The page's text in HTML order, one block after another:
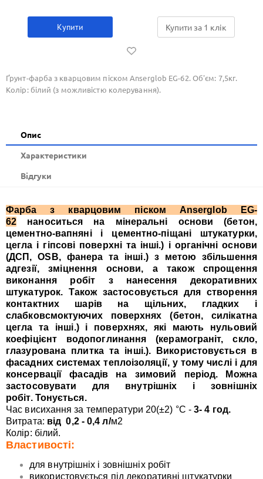
Купити Купити за 1 клiк
Ґрунт-фарба з кварцовим піском Аnserglob EG-62. Об'єм: 7,5кг.
Колір: білий (з можливістю колерування).
Опис
Xарактеристики
Відгуки
Фарба з кварцовим піском Аnserglob EG-
62 наноситься на мінеральні основи (бетон,
цементно-вапняні і цементно-піщані штукатурки,
цегла і гіпсові поверхні та інші.) і органічні основи
(ДСП, OSB, фанера та інші.) з метою збільшення
адгезії, зміцнення основи, а також спрощення
виконання робіт з нанесення декоративних
штукатурок. Також застосовується для створення
контактних шарів на щільних, гладких і
слабковсмоктуючих поверхнях (бетон, силікатна
цегла та інші.) і поверхнях, які мають нульовий
коефіцієнт водопоглинання (керамограніт, скло,
глазурована плитка та інші.). Використовується в
фасадних системах теплоізоляції, у тому числі і для
консервації фасадів на зимовий період. Можна
застосовувати для внутрішніх і зовнішніх
робіт. Тонується.
Час висихання за температури 20(±2) °С -3- 4 год.
Витрата: від 0,2 - 0,4 л/м2
Колір: білий.
Властивості:
для внутрішніх і зовнішніх робіт
використовується під декоративні штукатурки